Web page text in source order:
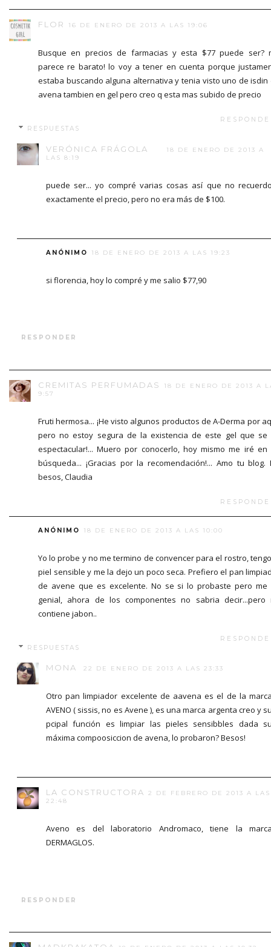
FLOR 16 DE ENERO DE 2013 A LAS 19:06
Busque en precios de farmacias y esta $77 puede ser?
parece re barato! lo voy a tener en cuenta porque
estaba buscando alguna alternativa y tenia visto uno de isdin
avena tambien en gel pero creo q esta mas subido de precio
RESPUESTAS
VERÓNICA FRÁGOLA
18 DE ENERO DE 2013 A
LAS 8:19
puede ser... yo compré varias cosas así que no
exactamente el precio, pero no era más de $100.
ANÓNIMO 18 DE ENERO DE 2013 A LAS 19:23
si florencia, hoy lo compré y me salio $77,90
RESPONDER
CREMITAS PERFUMADAS
18 DE ENERO DE 2013 A
9:57
Fruti hermosa... ¡He visto algunos productos de A-Derma por
pero no estoy segura de la existencia de este gel que se
espectacular!... Muero por conocerlo, hoy mismo me iré en
búsqueda... ¡Gracias por la recomendación!... Amo tu blog.
besos, Claudia
ANÓNIMO 18 DE ENERO DE 2013 A LAS 10:00
Yo lo probe y no me termino de convencer para el rostro,
piel sensible y me la dejo un poco seca. Prefiero el pan
de avene que es excelente. No se si lo probaste pero me
genial, ahora de los componentes no sabria decir...pero
contiene jabon..
RESPUESTAS
MONA 22 DE ENERO DE 2013 A LAS 23:33
Otro pan limpiador excelente de aavena es el de la
AVENO ( sissis, no es Avene ), es una marca argenta creo y
pcipal función es limpiar las pieles sensibbles dada
máxima compoosiccion de avena, lo probaron? Besos!
LA CONSTRUCTORA
2 DE FEBRERO DE 2013 A LAS
22:48
Aveno es del laboratorio Andromaco, tiene la
DERMAGLOS.
RESPONDER